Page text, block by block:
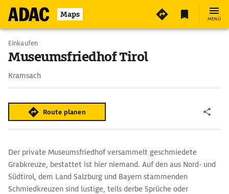
Maps MENÜ
Einkaufen
Museumsfriedhof Tirol
Kramsach
Route planen
Der private Museumsfriedhof versammelt geschmiedete
Grabkreuze, bestattet ist hier niemand. Auf den aus Nord- und
Südtirol, dem Land Salzburg und Bayern stammenden
Schmiedkreuzen sind lustige, teils derbe Sprüche oder